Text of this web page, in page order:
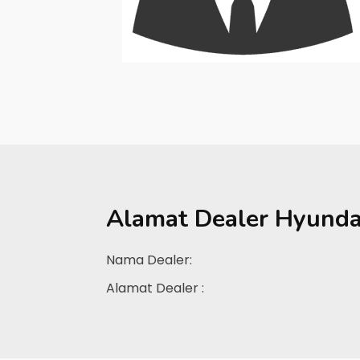
Alamat Dealer
Nama Dealer:
Alamat Dealer :